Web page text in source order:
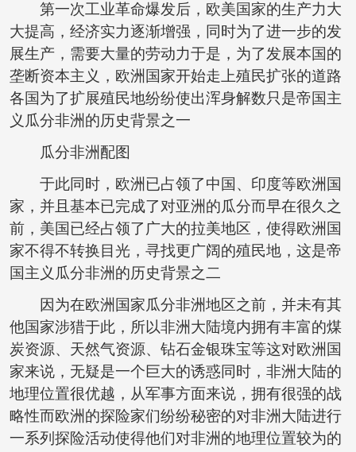
第一次工业革命爆发后，欧美国家的生产力大
大提高，经济实力逐渐增强，同时为了进一步的发
展生产，需要大量的劳动力于是，为了发展本国的
垄断资本主义，欧洲国家开始走上殖民扩张的道路
各国为了扩展殖民地纷纷使出浑身解数只是帝国主
义瓜分非洲的历史背景之一
瓜分非洲配图
于此同时，欧洲已占领了中国、印度等欧洲国
家，并且基本已完成了对亚洲的瓜分而早在很久之
前，美国已经占领了广大的拉美地区，使得欧洲国
家不得不转换目光，寻找更广阔的殖民地，这是帝
国主义瓜分非洲的历史背景之二
因为在欧洲国家瓜分非洲地区之前，并未有其
他国家涉猎于此，所以非洲大陆境内拥有丰富的煤
炭资源、天然气资源、钻石金银珠宝等这对欧洲国
家来说，无疑是一个巨大的诱惑同时，非洲大陆的
地理位置很优越，从军事方面来说，拥有很强的战
略性而欧洲的探险家们纷纷秘密的对非洲大陆进行
一系列探险活动使得他们对非洲的地理位置较为的